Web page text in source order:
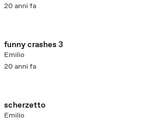
20 anni fa
funny crashes 3
Emilio
20 anni fa
scherzetto
Emilio